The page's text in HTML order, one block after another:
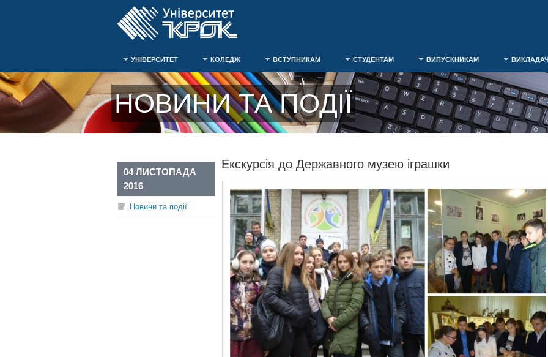
УНІВЕРСИТЕТ КОЛЕДЖ ВСТУПНИКАМ СТУДЕНТАМ ВИПУСКНИКАМ
НОВИНИ ТА ПОДІЇ
Екскурсія до Державного музею іграшки
04 ЛИСТОПАДА
2016
Новини та події